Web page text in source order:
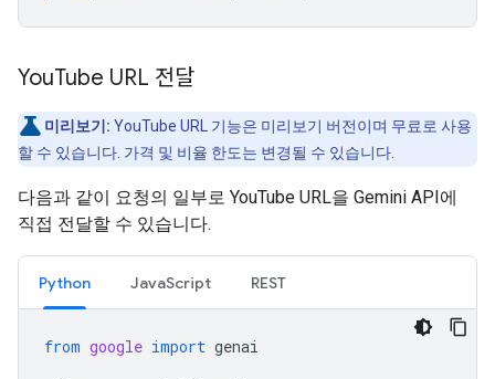
YouTube URL 전달
미리보기: YouTube URL 기능은 미리보기 버전이며 무료로 사용
할 수 있습니다. 가격 및 비율 한도는 변경될 수 있습니다.
다음과 같이 요청의 일부로 YouTube URL을 Gemini API에
직접 전달할 수 있습니다.
Python JavaScript REST
from google import genai